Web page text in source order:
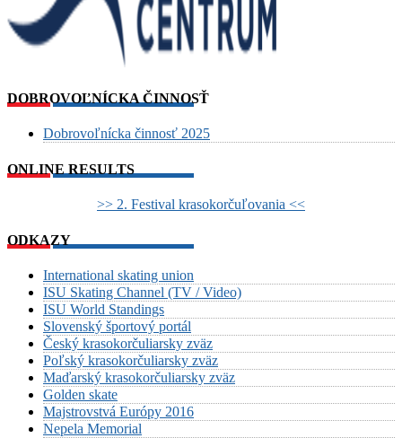
DOBROVOĽNÍCKA ČINNOSŤ
Dobrovoľnícka činnosť 2025
ONLINE RESULTS
>> 2. Festival krasokorčuľovania <<
ODKAZY
International skating union
ISU Skating Channel (TV / Video)
ISU World Standings
Slovenský športový portál
Český krasokorčuliarsky zväz
Poľský krasokorčuliarsky zväz
Maďarský krasokorčuliarsky zväz
Golden skate
Majstrovstvá Európy 2016
Nepela Memorial